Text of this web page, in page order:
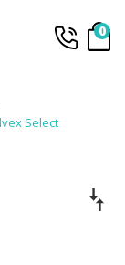
0
Select